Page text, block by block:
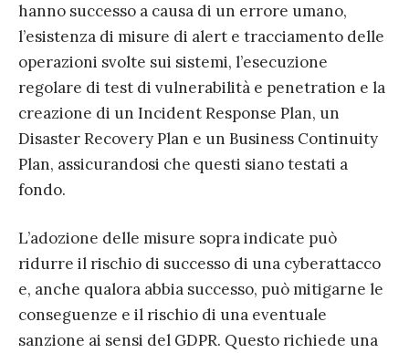
hanno successo a causa di un errore umano,
l’esistenza di misure di alert e tracciamento delle
operazioni svolte sui sistemi, l’esecuzione
regolare di test di vulnerabilità e penetration e la
creazione di un Incident Response Plan, un
Disaster Recovery Plan e un Business Continuity
Plan, assicurandosi che questi siano testati a
fondo.
L’adozione delle misure sopra indicate può
ridurre il rischio di successo di una cyberattacco
e, anche qualora abbia successo, può mitigarne le
conseguenze e il rischio di una eventuale
sanzione ai sensi del GDPR. Questo richiede una